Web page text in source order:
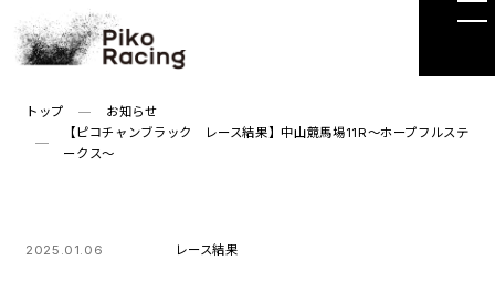
to
content
トップ
お知らせ
【ピコチャンブラック レース結果】中山競馬場11R～ホープフルステ
ークス～
2025.01.06 レース結果